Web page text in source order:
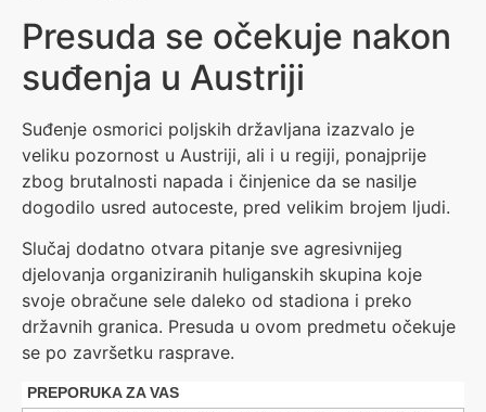
Presuda se očekuje nakon
suđenja u Austriji
Suđenje osmorici poljskih državljana izazvalo je
veliku pozornost u Austriji, ali i u regiji, ponajprije
zbog brutalnosti napada i činjenice da se nasilje
dogodilo usred autoceste, pred velikim brojem ljudi.
Slučaj dodatno otvara pitanje sve agresivnijeg
djelovanja organiziranih huliganskih skupina koje
svoje obračune sele daleko od stadiona i preko
državnih granica. Presuda u ovom predmetu očekuje
se po završetku rasprave.